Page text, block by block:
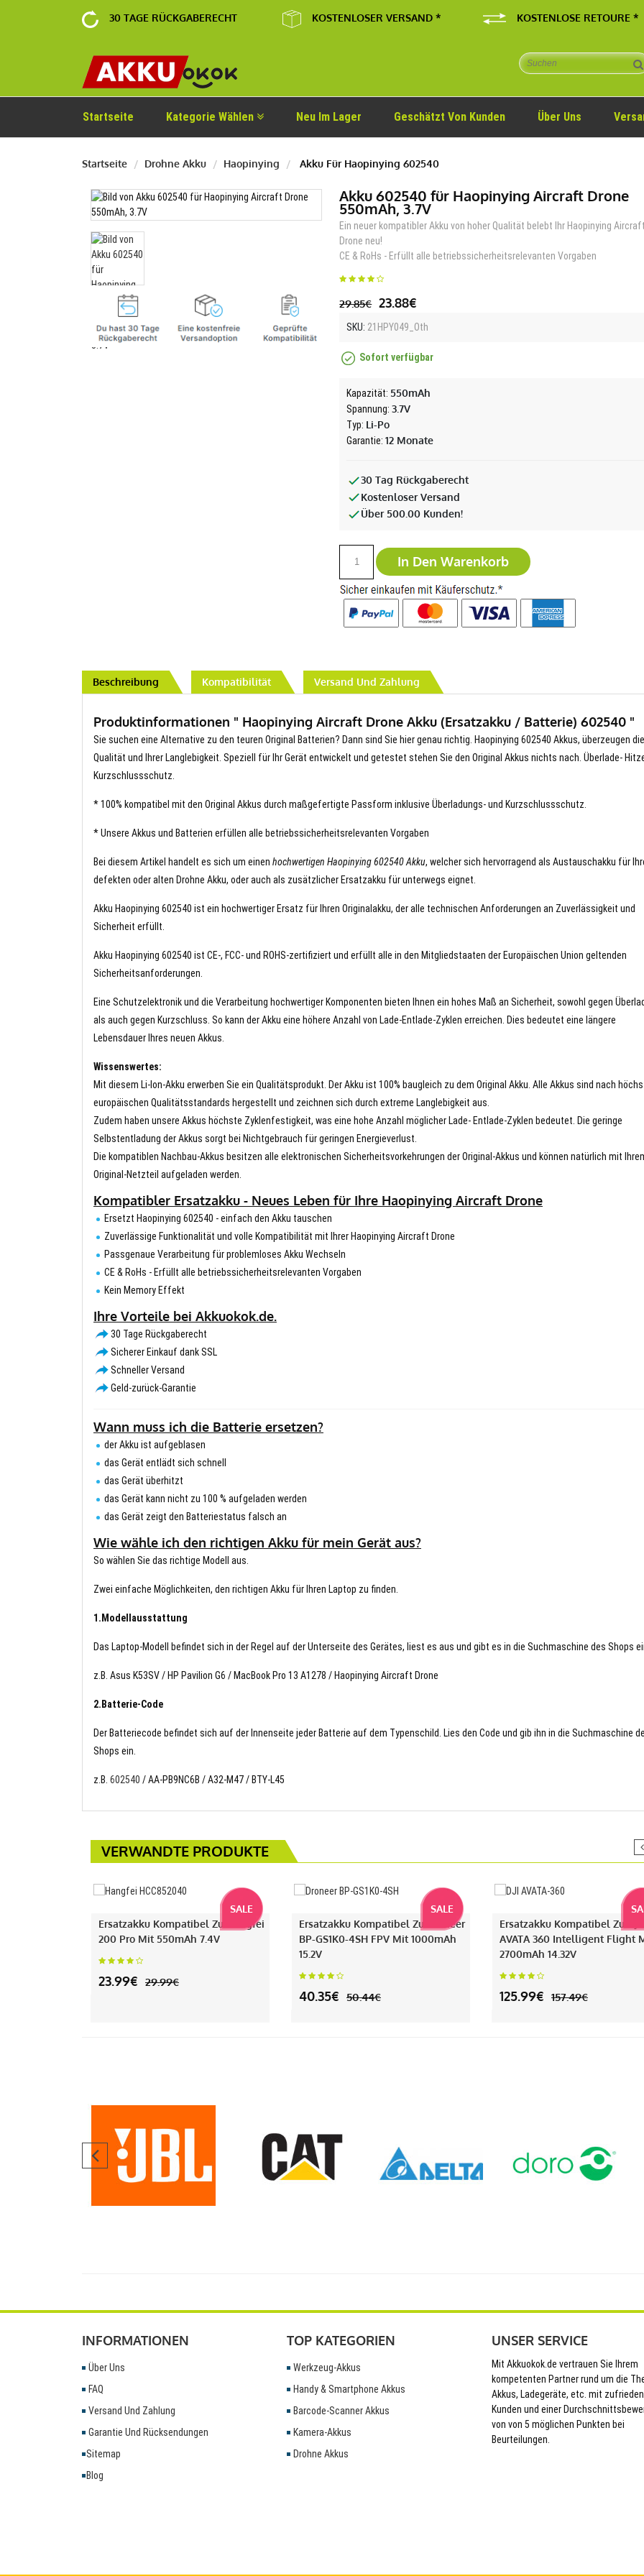
30 TAGE RÜCKGABERECHT KOSTENLOSER VERSAND * KOSTENLOSE RETOURE *
Startseite Kategorie Wählen Neu Im Lager Geschätzt Von Kunden Über Uns
Startseite Drohne Akku Haopinying Akku Für Haopinying 602540
Akku 602540 für Haopinying Aircraft Drone
550mAh, 3.7V
Ein neuer kompatibler Akku von hoher Qualität belebt Ihr Haopinying Aircraft
Drone neu!
CE & RoHs - Erfüllt alle betriebssicherheitsrelevanten Vorgaben
29.85€ 23.88€
SKU: 21HPY049_Oth
Sofort verfügbar
Kapazität: 550mAh
Spannung:3.7V
Typ: Li-Po
Garantie:12 Monate
30 Tag Rückgaberecht
Kostenloser Versand
Über 500.00 Kunden!
In Den Warenkorb
Beschreibung Kompatibilität Versand Und Zahlung
Produktinformationen " Haopinying Aircraft Drone Akku (Ersatzakku / Batterie) 602540 "
Sie suchen eine Alternative zu den teuren Original Batterien? Dann sind Sie hier genau richtig. Haopinying 602540 Akkus, überzeugen
Qualität und Ihrer Langlebigkeit. Speziell für Ihr Gerät entwickelt und getestet stehen Sie den Original Akkus nichts nach. Überlade-
Kurzschlussschutz.
* 100% kompatibel mit den Original Akkus durch maßgefertigte Passform inklusive Überladungs- und Kurzschlussschutz.
* Unsere Akkus und Batterien erfüllen alle betriebssicherheitsrelevanten Vorgaben
Bei diesem Artikel handelt es sich um einen hochwertigen Haopinying 602540 Akku, welcher sich hervorragend als Austauschakku für
defekten oder alten Drohne Akku, oder auch als zusätzlicher Ersatzakku für unterwegs eignet.
Akku Haopinying 602540 ist ein hochwertiger Ersatz für Ihren Originalakku, der alle technischen Anforderungen an Zuverlässigkeit und
Sicherheit erfüllt.
Akku Haopinying 602540 ist CE-, FCC- und ROHS-zertifiziert und erfüllt alle in den Mitgliedstaaten der Europäischen Union geltenden
Sicherheitsanforderungen.
Eine Schutzelektronik und die Verarbeitung hochwertiger Komponenten bieten Ihnen ein hohes Maß an Sicherheit, sowohl gegen
als auch gegen Kurzschluss. So kann der Akku eine höhere Anzahl von Lade-Entlade-Zyklen erreichen. Dies bedeutet eine längere
Lebensdauer Ihres neuen Akkus.
Wissenswertes:
Mit diesem Li-Ion-Akku erwerben Sie ein Qualitätsprodukt. Der Akku ist 100% baugleich zu dem Original Akku. Alle Akkus sind nach
europäischen Qualitätsstandards hergestellt und zeichnen sich durch extreme Langlebigkeit aus.
Zudem haben unsere Akkus höchste Zyklenfestigkeit, was eine hohe Anzahl möglicher Lade- Entlade-Zyklen bedeutet. Die geringe
Selbstentladung der Akkus sorgt bei Nichtgebrauch für geringen Energieverlust.
Die kompatiblen Nachbau-Akkus besitzen alle elektronischen Sicherheitsvorkehrungen der Original-Akkus und können natürlich mit
Original-Netzteil aufgeladen werden.
Kompatibler Ersatzakku - Neues Leben für Ihre Haopinying Aircraft Drone
Ersetzt Haopinying 602540 - einfach den Akku tauschen
Zuverlässige Funktionalität und volle Kompatibilität mit Ihrer Haopinying Aircraft Drone
Passgenaue Verarbeitung für problemloses Akku Wechseln
CE & RoHs - Erfüllt alle betriebssicherheitsrelevanten Vorgaben
Kein Memory Effekt
Ihre Vorteile bei Akkuokok.de.
30 Tage Rückgaberecht
Sicherer Einkauf dank SSL
Schneller Versand
Geld-zurück-Garantie
Wann muss ich die Batterie ersetzen?
der Akku ist aufgeblasen
das Gerät entlädt sich schnell
das Gerät überhitzt
das Gerät kann nicht zu 100 % aufgeladen werden
das Gerät zeigt den Batteriestatus falsch an
Wie wähle ich den richtigen Akku für mein Gerät aus?
So wählen Sie das richtige Modell aus.
Zwei einfache Möglichkeiten, den richtigen Akku für Ihren Laptop zu finden.
1.Modellausstattung
Das Laptop-Modell befindet sich in der Regel auf der Unterseite des Gerätes, liest es aus und gibt es in die Suchmaschine des Shops
z.B. Asus K53SV / HP Pavilion G6 / MacBook Pro 13 A1278 / Haopinying Aircraft Drone
2.Batterie-Code
Der Batteriecode befindet sich auf der Innenseite jeder Batterie auf dem Typenschild. Lies den Code und gib ihn in die Suchmaschine
Shops ein.
z.B. 602540 / AA-PB9NC6B / A32-M47 / BTY-L45
VERWANDTE PRODUKTE
SALE
Ersatzakku Kompatibel Zu Hangfei
200 Pro Mit 550mAh 7.4V
23.99€ 29.99€
SALE
Ersatzakku Kompatibel Zu Droneer
BP-GS1K0-4SH FPV Mit 1000mAh
15.2V
40.35€ 50.44€
Ersatzakku Kompatibel Zu DJI
AVATA 360 Intelligent Flight
2700mAh 14.32V
125.99€ 157.49€
INFORMATIONEN
Über Uns
FAQ
Versand Und Zahlung
Garantie Und Rücksendungen
Sitemap
Blog
TOP KATEGORIEN
Werkzeug-Akkus
Handy & Smartphone Akkus
Barcode-Scanner Akkus
Kamera-Akkus
Drohne Akkus
UNSER SERVICE
Mit Akkuokok.de vertrauen Sie Ihrem
kompetenten Partner rund um die
Akkus, Ladegeräte, etc. mit
Kunden und einer
von von 5 möglichen Punkten bei
Beurteilungen.